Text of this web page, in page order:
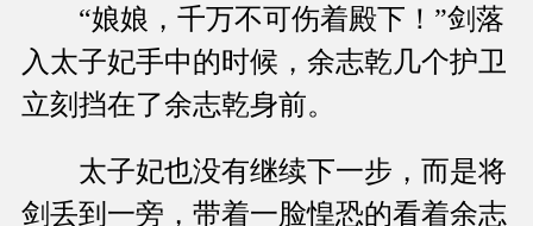
“娘娘，千万不可伤着殿下！”剑落
入太子妃手中的时候，余志乾几个护卫
立刻挡在了余志乾身前。
太子妃也没有继续下一步，而是将
剑丢到一旁，带着一脸惶恐的看着余志